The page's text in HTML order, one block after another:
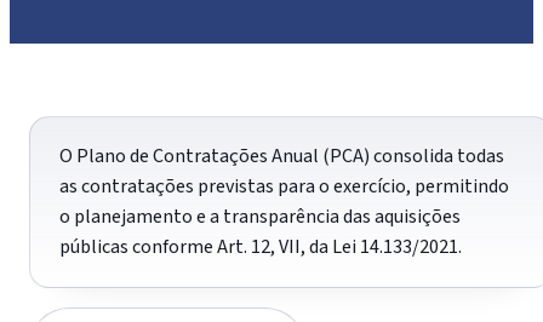
O Plano de Contratações Anual (PCA) consolida todas
as contratações previstas para o exercício, permitindo
o planejamento e a transparência das aquisições
públicas conforme Art. 12, VII, da Lei 14.133/2021.